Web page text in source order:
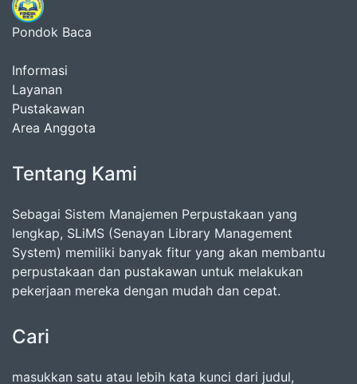
Pondok Baca
Informasi
Layanan
Pustakawan
Area Anggota
Tentang Kami
Sebagai Sistem Manajemen Perpustakaan yang
lengkap, SLiMS (Senayan Library Management
System) memiliki banyak fitur yang akan membantu
perpustakaan dan pustakawan untuk melakukan
pekerjaan mereka dengan mudah dan cepat.
Cari
masukkan satu atau lebih kata kunci dari judul,